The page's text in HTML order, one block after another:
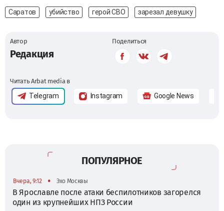
Саратов убийство герой СВО зарезал девушку
Автор
Редакция
Поделиться
Читать Arbat media в
Telegram Instagram Google News
ПОПУЛЯРНОЕ
Вчера, 9:12 • Эхо Москвы
В Ярославле после атаки беспилотников загорелся
один из крупнейших НПЗ России